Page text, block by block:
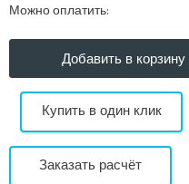
Можно оплатить:
Купить в один клик
Заказать расчёт